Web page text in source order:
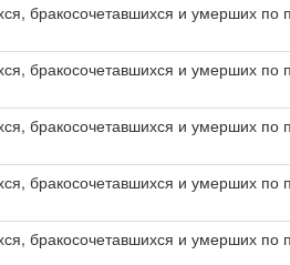
бракосочетавшихся и умерших по
бракосочетавшихся и умерших по
бракосочетавшихся и умерших по
бракосочетавшихся и умерших по
бракосочетавшихся и умерших по